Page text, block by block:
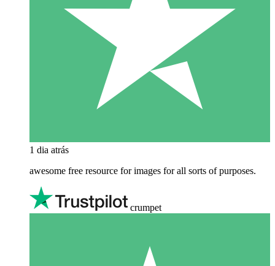
1 dia atrás
awesome free resource for images for all sorts of purposes.
crumpet